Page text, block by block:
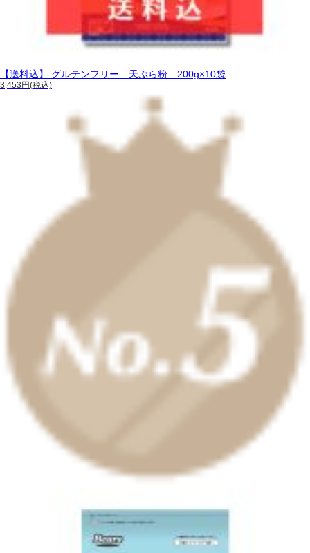
【送料込】 グルテンフリー 天ぷら粉 200g×10袋
3,453円(税込)